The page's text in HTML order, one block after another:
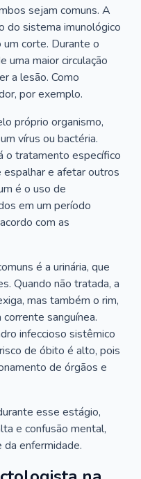
sejam comuns. A
do sistema imunológico
corte. Durante o
uma maior circulação
a lesão. Como
por exemplo.
próprio organismo,
vírus ou bactéria.
o tratamento específico
espalhar e afetar outros
é o uso de
em um período
com as
é a urinária, que
Quando não tratada, a
mas também o rim,
sanguínea.
infeccioso sistêmico
de óbito é alto, pois
de órgãos e
esse estágio,
e confusão mental,
da enfermidade.